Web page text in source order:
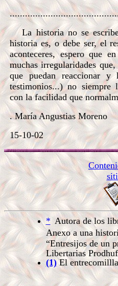
La historia no se
historia es, o debe ser, el
aconteceres, espero que
muchas irregularidades
que puedan reaccionar y
testimonios...) no siempre
con la facilidad que
. María Angustias Moreno
15-10-02
* Autora de los
Anexo a una
“Entresijos de un
Libertarias
(1)El